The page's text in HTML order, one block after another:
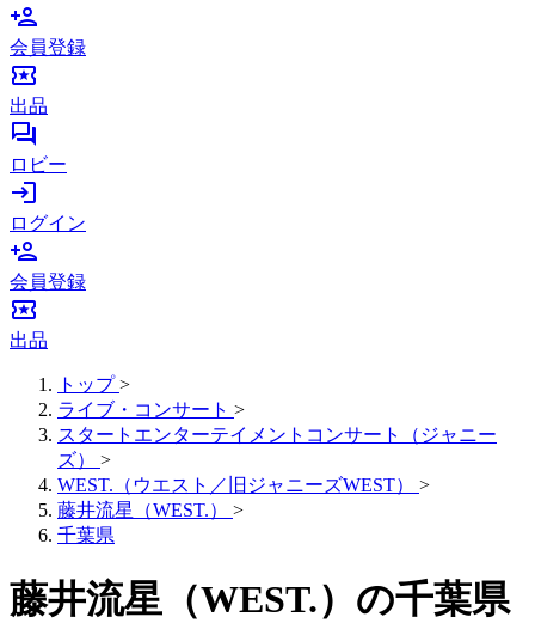
person_add
会員登録
local_activity
出品
forum
ロビー
login
ログイン
person_add
会員登録
local_activity
出品
トップ >
ライブ・コンサート >
スタートエンターテイメントコンサート（ジャニー
ズ）
>
WEST.（ウエスト／旧ジャニーズWEST）
>
藤井流星（WEST.）
>
千葉県
藤井流星（WEST.）の千葉県